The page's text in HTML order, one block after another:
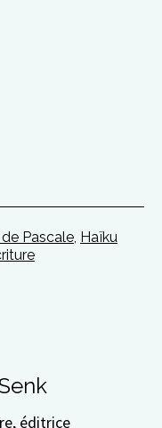
Pascale, Haïku
éditrice